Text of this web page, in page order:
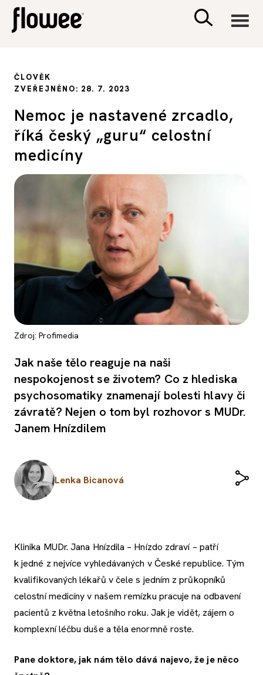
PSYCHOLOGIE
SEX A VZTAHY
PORADNA
ČLOVĚK
ZVEŘEJNĚNO: 28. 7. 2023
Nemoc je nastavené zrcadlo,
říká český „guru“ celostní
medicíny
Zdroj: Profimedia
Jak naše tělo reaguje na naši
nespokojenost se životem? Co z hlediska
psychosomatiky znamenají bolesti hlavy či
závratě? Nejen o tom byl rozhovor s MUDr.
Janem Hnízdilem
Lenka Bicanová
Klinika MUDr. Jana Hnízdila – Hnízdo zdraví – patří
k jedné z nejvíce vyhledávaných v České republice. Tým
kvalifikovaných lékařů v čele s jedním z průkopníků
celostní medicíny v našem remízku pracuje na odbavení
pacientů z května letošního roku. Jak je vidět, zájem o
komplexní léčbu duše a těla enormně roste.
Pane doktore, jak nám tělo dává najevo, že je něco